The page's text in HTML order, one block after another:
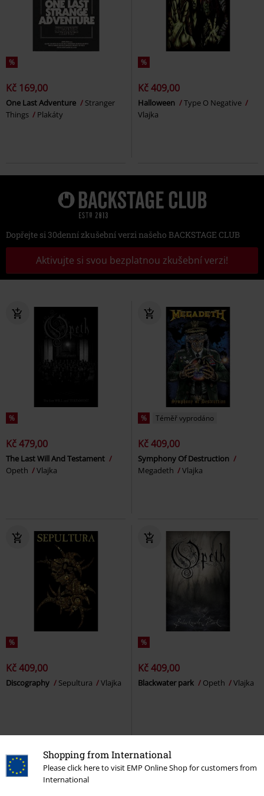
Shopping from International
Please click here to visit EMP Online Shop for customers from
International
%
Kč 169,00
One Last Adventure
Stranger
Things
Plakáty
%
Kč 409,00
Halloween
Type O Negative
Vlajka
Dopřejte si 30denní zkušební verzi našeho BACKSTAGE CLUB
Aktivujte si svou bezplatnou zkušební verzi!
%
Kč 479,00
The Last Will And Testament
Opeth
Vlajka
% Téměř vyprodáno
Kč 409,00
Symphony Of Destruction
Megadeth
Vlajka
%
Kč 409,00
Discography Sepultura Vlajka
%
Kč 409,00
Blackwater park Opeth Vlajka